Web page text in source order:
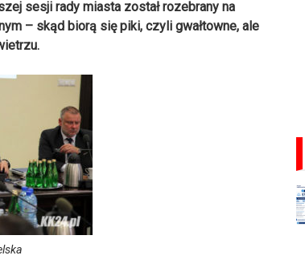
sesji rady miasta został rozebrany na
– skąd biorą się piki, czyli gwałtowne, ale